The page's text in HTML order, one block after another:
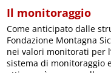
Il monitoraggio
Come anticipato dalle
Fondazione Montagna
nei valori monitorati per
sistema di monitoraggio